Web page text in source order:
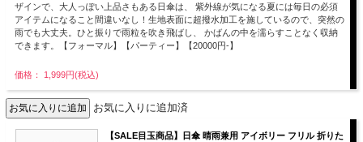
ザインで、大人っぽい上品さもある日傘は、 紫外線が気になる夏には毎日の必須
アイテムになること間違いなし！生地表面に超撥水加工を施しているので、突然の
雨でも大丈夫。ひと振りで雨粒を吹き飛ばし、 かばんの中を濡らすことなく収納
できます。【フォーマル】【パーティー】【20000円-】
価格： 1,999円(税込)
お気に入りに追加済
【SALE目玉商品】日傘 晴雨兼用 アイボリー フリル 折りた